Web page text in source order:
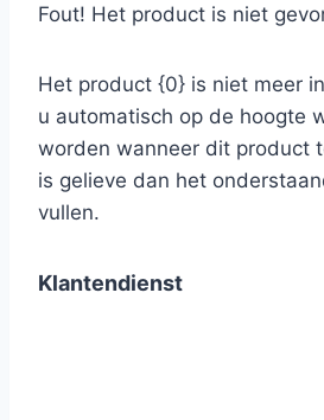
Fout! Het product is niet
Het product {0} is niet meer
u automatisch op de hoogte
worden wanneer dit product
is gelieve dan het
vullen.
Klantendienst